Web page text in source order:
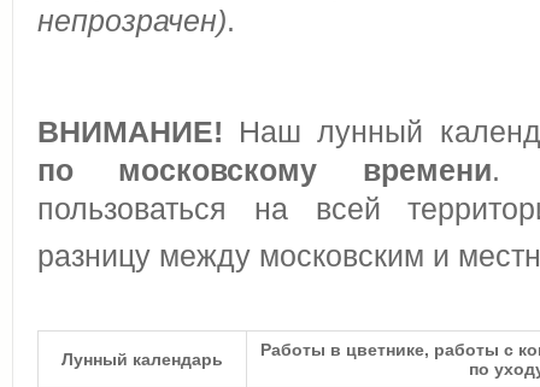
непрозрачен).
ВНИМАНИЕ! Наш лунный
по московскому времени.
пользоваться на всей
разницу между московским и
Лунный календарь
Работы в цветнике, работы с
по